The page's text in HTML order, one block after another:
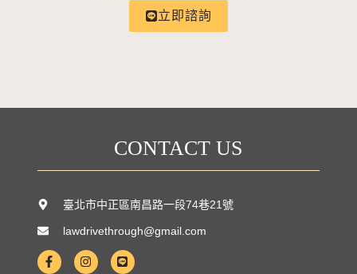
立即諮詢
CONTACT US
臺北市中正區南昌路一段74巷21號
lawdrivethrough@gmail.com